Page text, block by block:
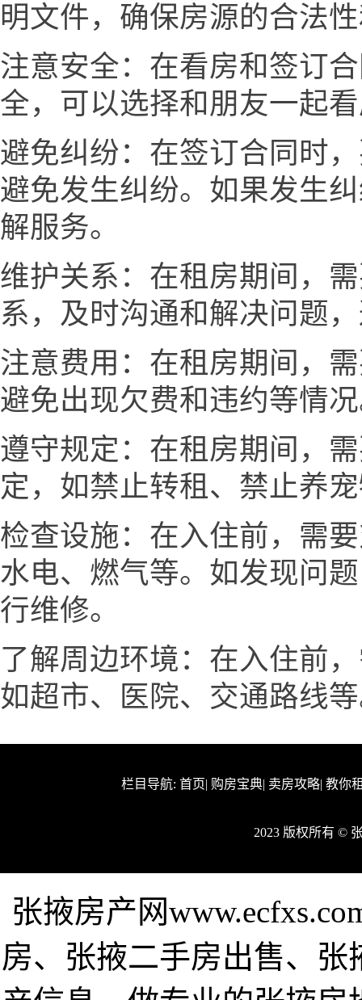
明文件，确保房源的合法
注意安全：在看房和签订
全，可以选择和朋友一起
避免纠纷：在签订合同时
避免发生纠纷。如果发生
解服务。
维护关系：在租房期间，
系，及时沟通和解决问题
注意费用：在租房期间，
避免出现欠费和违约等情
遵守规定：在租房期间，
定，如禁止转租、禁止养
检查设施：在入住前，需
水电、燃气等。如发现问
行维修。
了解周边环境：在入住前
如超市、医院、交通路线
栏目导航: 首页| 购房宝典| 卖房攻略| 教你
2023 版权所有 ©
张掖房产网
房、张掖二手房出售、